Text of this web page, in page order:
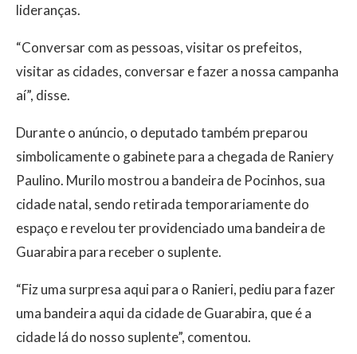
lideranças.
“Conversar com as pessoas, visitar os prefeitos,
visitar as cidades, conversar e fazer a nossa campanha
aí”, disse.
Durante o anúncio, o deputado também preparou
simbolicamente o gabinete para a chegada de Raniery
Paulino. Murilo mostrou a bandeira de Pocinhos, sua
cidade natal, sendo retirada temporariamente do
espaço e revelou ter providenciado uma bandeira de
Guarabira para receber o suplente.
“Fiz uma surpresa aqui para o Ranieri, pediu para fazer
uma bandeira aqui da cidade de Guarabira, que é a
cidade lá do nosso suplente”, comentou.